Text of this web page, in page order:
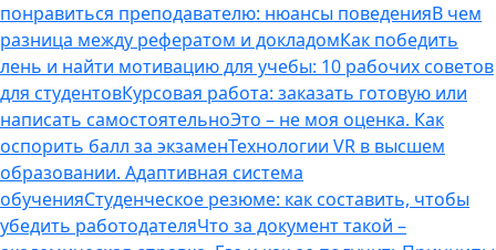
понравиться преподавателю: нюансы поведенияВ чем
разница между рефератом и докладомКак победить
лень и найти мотивацию для учебы: 10 рабочих советов
для студентовКурсовая работа: заказать готовую или
написать самостоятельноЭто – не моя оценка. Как
оспорить балл за экзаменТехнологии VR в высшем
образовании. Адаптивная система
обученияСтуденческое резюме: как составить, чтобы
убедить работодателяЧто за документ такой –